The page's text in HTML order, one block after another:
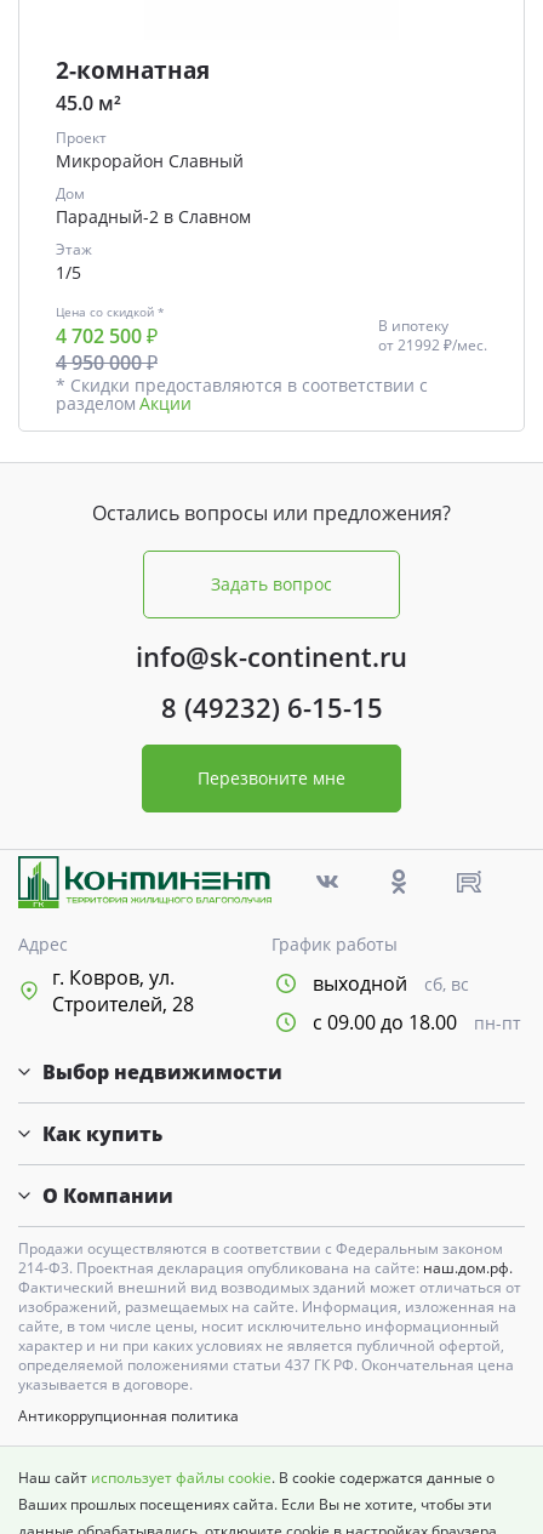
2-комнатная
45.0 м²
Проект
Микрорайон Славный
Дом
Парадный-2 в Славном
Этаж
1/5
Цена со скидкой *
4 702 500 ₽
4 950 000 ₽
В ипотеку
от21992 ₽/мес.
* Скидки предоставляются в соответствии с
разделом Акции
Остались вопросы или предложения?
Задать вопрос
info@sk-continent.ru
8 (49232) 6-15-15
Перезвоните мне
Адрес
г. Ковров, ул.
Строителей, 28
График работы
выходной сб, вс
с 09.00 до 18.00 пн-пт
Выбор недвижимости
Как купить
О Компании
Продажи осуществляются в соответствии с Федеральным законом
214-Ф3. Проектная декларация опубликована на сайте: наш.дом.рф.
Фактический внешний вид возводимых зданий может отличаться от
изображений, размещаемых на сайте. Информация, изложенная на
сайте, в том числе цены, носит исключительно информационный
характер и ни при каких условиях не является публичной офертой,
определяемой положениями статьи 437 ГК РФ. Окончательная цена
указывается в договоре.
Антикоррупционная политика
Политика о недопущении дискриминации
Наш сайт использует файлы cookie. В cookie содержатся данные о
Ваших прошлых посещениях сайта. Если Вы не хотите, чтобы эти